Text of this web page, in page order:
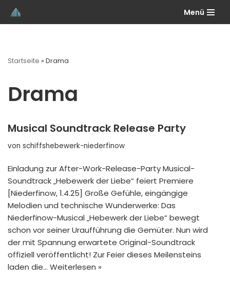
Zum
Menü
Startseite » Drama
Drama
Musical Soundtrack Release Party
von schiffshebewerk-niederfinow
Einladung zur After-Work-Release-Party Musical-
Soundtrack „Hebewerk der Liebe“ feiert Premiere
[Niederfinow, 1.4.25] Große Gefühle, eingängige
Melodien und technische Wunderwerke: Das
Niederfinow-Musical „Hebewerk der Liebe“ bewegt
schon vor seiner Uraufführung die Gemüter. Nun wird
der mit Spannung erwartete Original-Soundtrack
offiziell veröffentlicht! Zur Feier dieses Meilensteins
laden die… Weiterlesen »